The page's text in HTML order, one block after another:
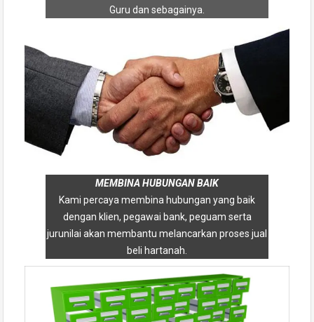
Guru dan sebagainya.
MEMBINA HUBUNGAN BAIK
Kami percaya membina hubungan yang baik
dengan klien, pegawai bank, peguam serta
jurunilai akan membantu melancarkan proses jual
beli hartanah.